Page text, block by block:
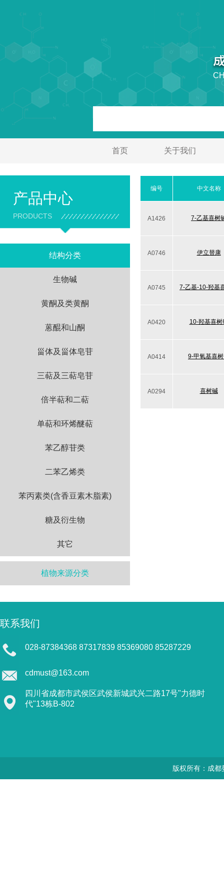
首页 关于我们
产品中心
PRODUCTS
结构分类
生物碱
黄酮及类黄酮
蒽醌和山酮
甾体及甾体皂苷
三萜及三萜皂苷
倍半萜和二萜
单萜和环烯醚萜
苯乙醇苷类
二苯乙烯类
苯丙素类(含香豆素木脂素)
糖及衍生物
其它
植物来源分类
编号 中文名称
A1426 7-乙基喜树
A0746 伊立替康
A0745 7-乙基-10-羟基
A0420 10-羟基喜树
A0414 9-甲氧基喜
A0294 喜树碱
联系我们
028-87384368 87317839 85369080 85287229
cdmust@163.com
四川省成都市武侯区武侯新城武兴二路17号"力德时
代"13栋B-802
版权所有：成